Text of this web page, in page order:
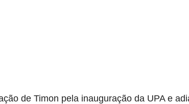
de Timon pela inauguração da UPA e